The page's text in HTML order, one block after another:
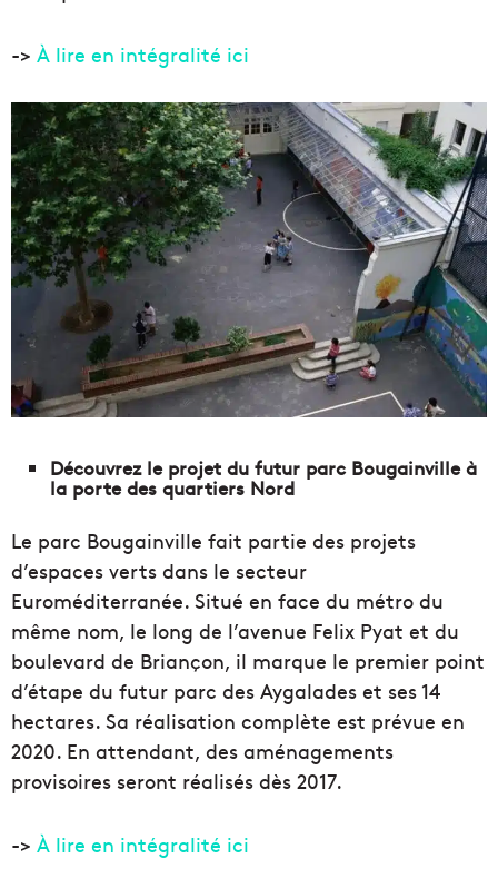
-> À lire en intégralité ici
Découvrez le projet du futur parc Bougainville à
la porte des quartiers Nord
Le parc Bougainville fait partie des projets
d’espaces verts dans le secteur
Euroméditerranée. Situé en face du métro du
même nom, le long de l’avenue Felix Pyat et du
boulevard de Briançon, il marque le premier point
d’étape du futur parc des Aygalades et ses 14
hectares. Sa réalisation complète est prévue en
2020. En attendant, des aménagements
provisoires seront réalisés dès 2017.
-> À lire en intégralité ici